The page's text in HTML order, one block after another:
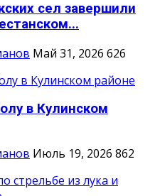
сел завершили
Май 31, 2026 626
в Кулинском
Июль 19, 2026 862